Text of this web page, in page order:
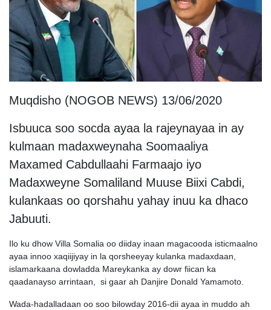
Muqdisho (NOGOB NEWS) 13/06/2020
Isbuuca soo socda ayaa la rajeynayaa in ay
kulmaan madaxweynaha Soomaaliya
Maxamed Cabdullaahi Farmaajo iyo
Madaxweyne Somaliland Muuse Biixi Cabdi,
kulankaas oo qorshahu yahay inuu ka dhaco
Jabuuti.
Ilo ku dhow Villa Somalia oo diiday inaan magacooda isticmaalno
ayaa innoo xaqiijiyay in la qorsheeyay kulanka madaxdaan,
islamarkaana dowladda Mareykanka ay dowr fiican ka
qaadanayso arrintaan, si gaar ah Danjire Donald Yamamoto.
Wada-hadalladaan oo soo bilowday 2016-dii ayaa in muddo ah